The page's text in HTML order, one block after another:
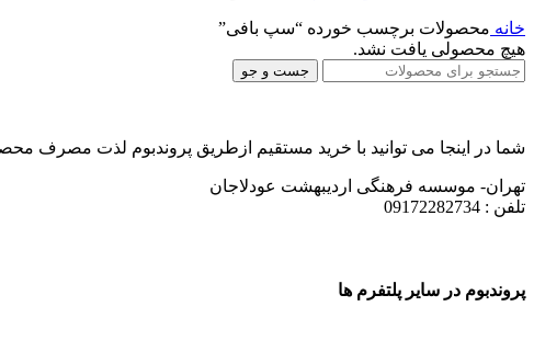
خانه محصولات برچسب خورده “سپ بافی”
هیچ محصولی یافت نشد.
جست و جو
شما در اینجا می توانید با خرید مستقیم ازطریق پروندبوم لذت مصرف
تهران- موسسه فرهنگی اردیبهشت عودلاجان
تلفن : 09172282734
پروندبوم در سایر پلتفرم ها